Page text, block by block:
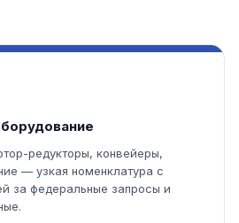
редукторы, конвейеры,
— узкая номенклатура с
за федеральные запросы и